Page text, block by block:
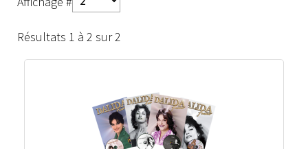
Résultats 1 à 2 sur 2